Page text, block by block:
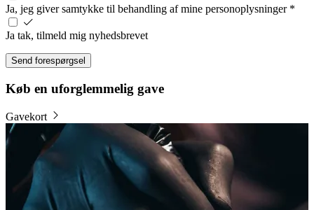
Ja, jeg giver samtykke til behandling af mine personoplysninger *
Ja tak, tilmeld mig nyhedsbrevet
Send forespørgsel
Køb en uforglemmelig gave
Gavekort